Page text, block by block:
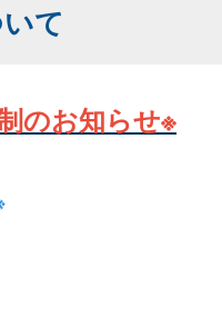
て
のお知らせ※